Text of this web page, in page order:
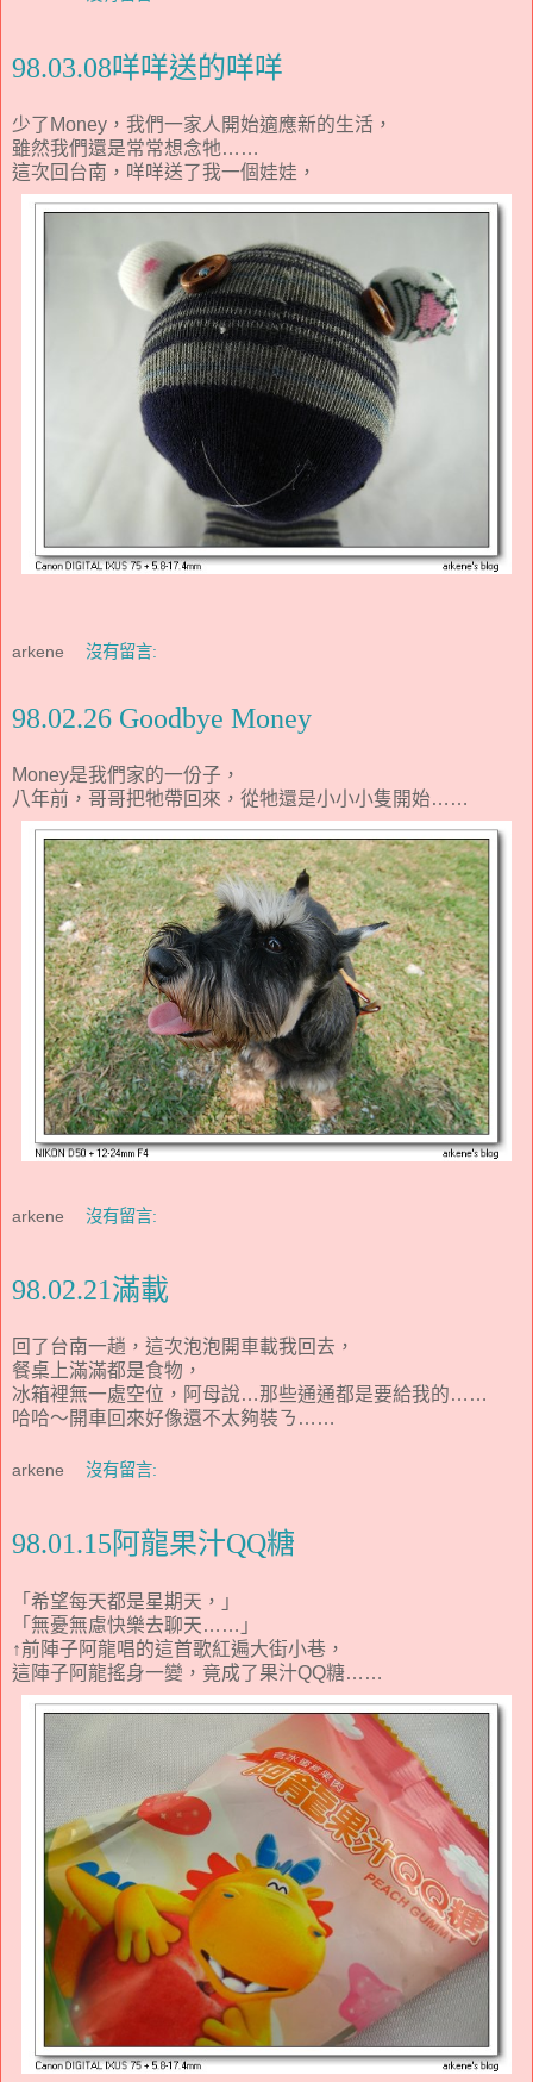
98.03.08咩咩送的咩咩
少了Money，我們一家人開始適應新的生活，
雖然我們還是常常想念牠……
這次回台南，咩咩送了我一個娃娃，
arkene 沒有留言:
98.02.26 Goodbye Money
Money是我們家的一份子，
八年前，哥哥把牠帶回來，從牠還是小小小隻開始……
arkene 沒有留言:
98.02.21滿載
回了台南一趟，這次泡泡開車載我回去，
餐桌上滿滿都是食物，
冰箱裡無一處空位，阿母說…那些通通都是要給我的……
哈哈～開車回來好像還不太夠裝ㄋ……
arkene 沒有留言:
98.01.15阿龍果汁QQ糖
「希望每天都是星期天，」
「無憂無慮快樂去聊天……」
↑前陣子阿龍唱的這首歌紅遍大街小巷，
這陣子阿龍搖身一變，竟成了果汁QQ糖……